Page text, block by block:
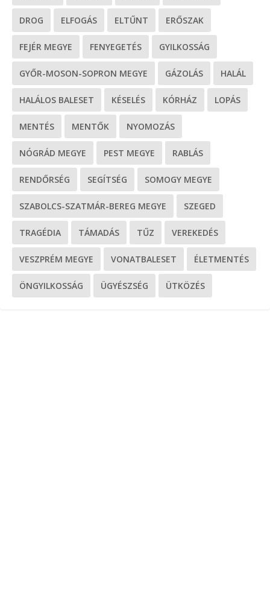
DROG ELFOGÁS ELTŰNT ERŐSZAK
FEJÉR MEGYE FENYEGETÉS GYILKOSSÁG
GYŐR-MOSON-SOPRON MEGYE GÁZOLÁS HALÁL
HALÁLOS BALESET KÉSELÉS KÓRHÁZ LOPÁS
MENTÉS MENTŐK NYOMOZÁS
NÓGRÁD MEGYE PEST MEGYE RABLÁS
RENDŐRSÉG SEGÍTSÉG SOMOGY MEGYE
SZABOLCS-SZATMÁR-BEREG MEGYE SZEGED
TRAGÉDIA TÁMADÁS TŰZ VEREKEDÉS
VESZPRÉM MEGYE VONATBALESET ÉLETMENTÉS
ÖNGYILKOSSÁG ÜGYÉSZSÉG ÜTKÖZÉS